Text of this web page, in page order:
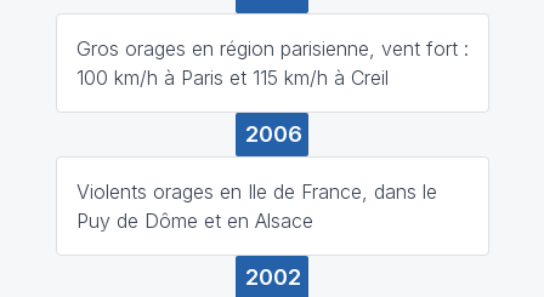
Gros orages en région parisienne, vent fort :
100 km/h à Paris et 115 km/h à Creil
2006
Violents orages en Ile de France, dans le
Puy de Dôme et en Alsace
2002